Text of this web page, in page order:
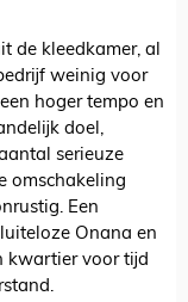
de kleedkamer, al
weinig voor
hoger tempo en
doel,
serieuze
omschakeling
Een
Onana en
kwartier voor tijd